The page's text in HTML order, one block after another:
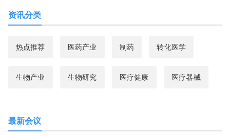
资讯分类
热点推荐 医药产业 制药 转化医学
生物产业 生物研究 医疗健康 医疗器械
最新会议